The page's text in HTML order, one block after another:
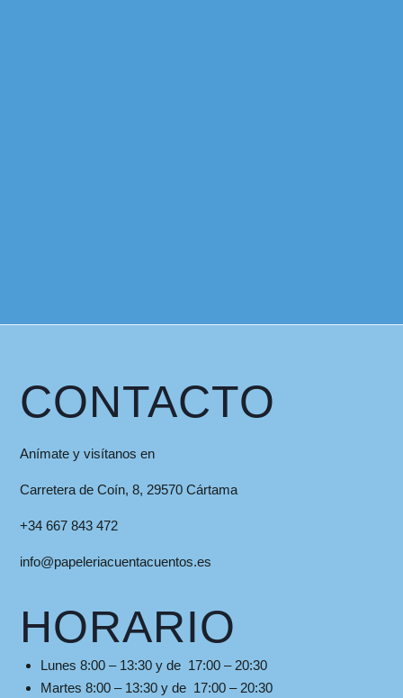
CONTACTO
Anímate y visítanos en
Carretera de Coín, 8, 29570 Cártama
+34 667 843 472
info@papeleriacuentacuentos.es
HORARIO
Lunes 8:00 – 13:30 y de 17:00 – 20:30
Martes 8:00 – 13:30 y de 17:00 – 20:30